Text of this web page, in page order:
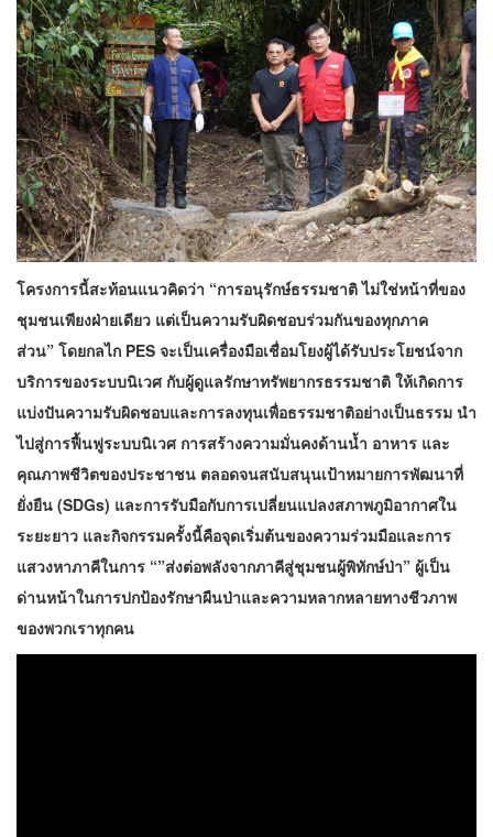
โครงการนี้สะท้อนแนวคิดว่า “การอนุรักษ์ธรรมชาติ ไม่ใช่หน้าที่ของ
ชุมชนเพียงฝ่ายเดียว แต่เป็นความรับผิดชอบร่วมกันของทุกภาค
ส่วน” โดยกลไก PES จะเป็นเครื่องมือเชื่อมโยงผู้ได้รับประโยชน์จาก
บริการของระบบนิเวศ กับผู้ดูแลรักษาทรัพยากรธรรมชาติ ให้เกิดการ
แบ่งปันความรับผิดชอบและการลงทุนเพื่อธรรมชาติอย่างเป็นธรรม นำ
ไปสู่การฟื้นฟูระบบนิเวศ การสร้างความมั่นคงด้านน้ำ อาหาร และ
คุณภาพชีวิตของประชาชน ตลอดจนสนับสนุนเป้าหมายการพัฒนาที่
ยั่งยืน (SDGs) และการรับมือกับการเปลี่ยนแปลงสภาพภูมิอากาศใน
ระยะยาว และกิจกรรมครั้งนี้คือจุดเริ่มต้นของความร่วมมือและการ
แสวงหาภาคีในการ “”ส่งต่อพลังจากภาคีสู่ชุมชนผู้พิทักษ์ป่า” ผู้เป็น
ด่านหน้าในการปกป้องรักษาผืนป่าและความหลากหลายทางชีวภาพ
ของพวกเราทุกคน